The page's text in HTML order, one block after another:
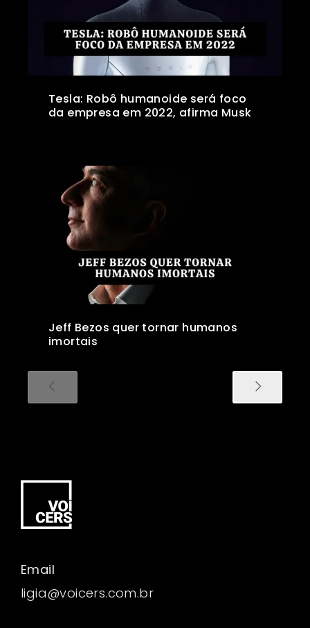
Tesla: Robô humanoide será foco
da empresa em 2022, afirma Musk
Jeff Bezos quer tornar humanos
imortais
Email
ligia@voicers.com.br